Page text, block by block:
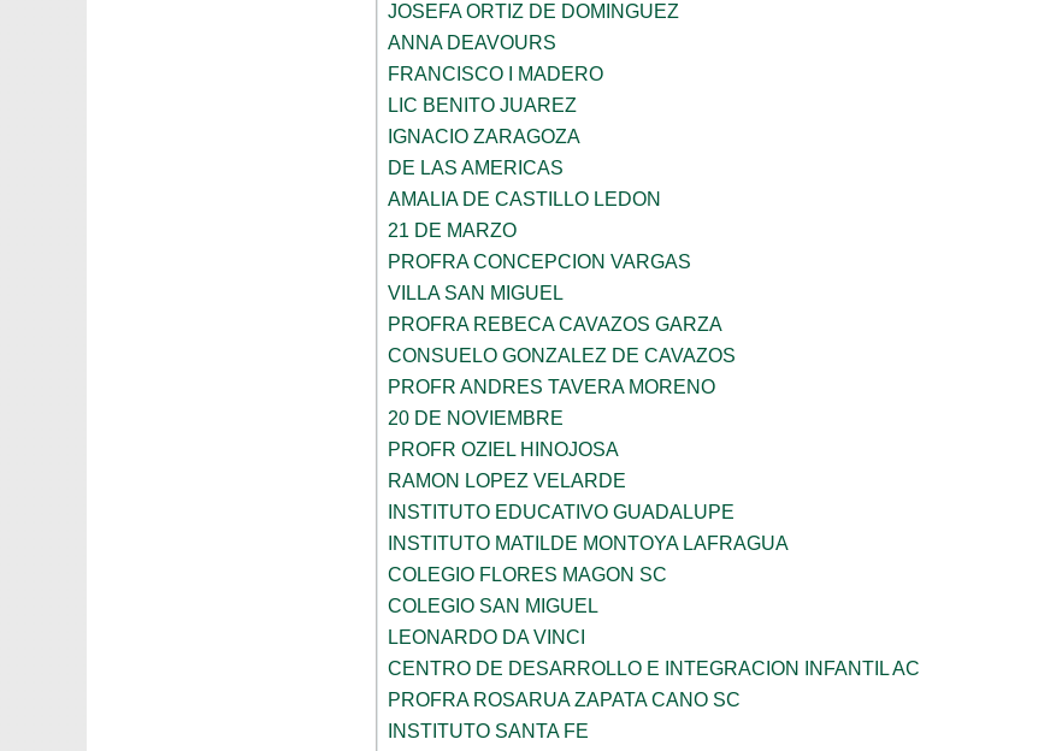
JOSEFA ORTIZ DE DOMINGUEZ
ANNA DEAVOURS
FRANCISCO I MADERO
LIC BENITO JUAREZ
IGNACIO ZARAGOZA
DE LAS AMERICAS
AMALIA DE CASTILLO LEDON
21 DE MARZO
PROFRA CONCEPCION VARGAS
VILLA SAN MIGUEL
PROFRA REBECA CAVAZOS GARZA
CONSUELO GONZALEZ DE CAVAZOS
PROFR ANDRES TAVERA MORENO
20 DE NOVIEMBRE
PROFR OZIEL HINOJOSA
RAMON LOPEZ VELARDE
INSTITUTO EDUCATIVO GUADALUPE
INSTITUTO MATILDE MONTOYA LAFRAGUA
COLEGIO FLORES MAGON SC
COLEGIO SAN MIGUEL
LEONARDO DA VINCI
CENTRO DE DESARROLLO E INTEGRACION INFANTIL AC
PROFRA ROSARUA ZAPATA CANO SC
INSTITUTO SANTA FE